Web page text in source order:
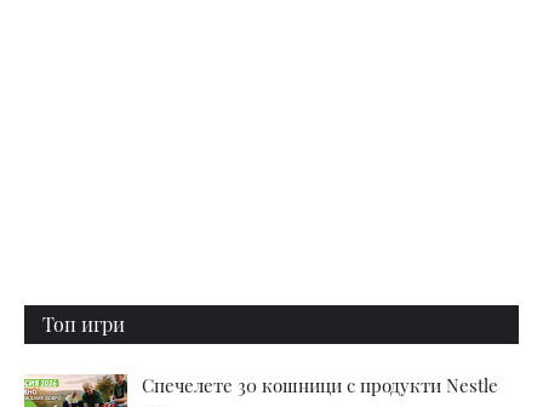
Топ игри
Спечелете 30 кошници с продукти Nestle